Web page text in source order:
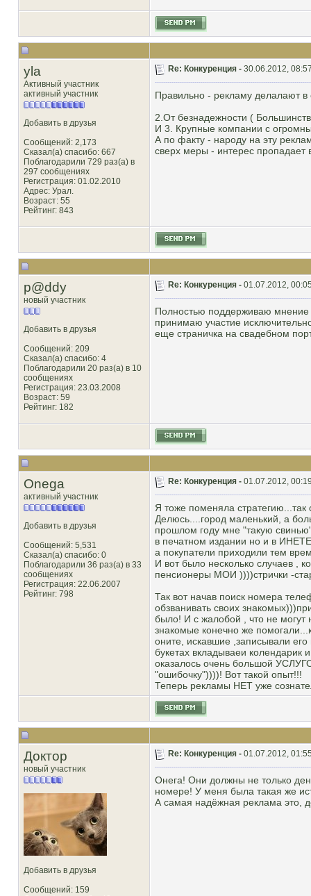
yla
Активный участник
активный участник
Добавить в друзья
Сообщений: 2,173
Сказал(а) спасибо: 667
Поблагодарили 729 раз(а) в
297 сообщениях
Регистрация: 01.02.2010
Адрес: Урал.
Возраст: 55
Рейтинг: 843
Re: Конкуренция - 30.06.2012,
Правильно - рекламу делалают в
2.От безнадежности (
И 3. Крупные компании с
А по факту - народу на эту
сверх меры - интерес пропадает
p@ddy
новый участник
Добавить в друзья
Сообщений: 209
Сказал(а) спасибо: 4
Поблагодарили 20 раз(а) в 10
сообщениях
Регистрация: 23.03.2008
Возраст: 59
Рейтинг: 182
Re: Конкуренция - 01.07.2012,
Полностью поддерживаю мнение
принимаю участие
еще страничка на свадебном
Onega
активный участник
Добавить в друзья
Сообщений: 5,531
Сказал(а) спасибо: 0
Поблагодарили 36 раз(а) в 33
сообщениях
Регистрация: 22.06.2007
Рейтинг: 798
Re: Конкуренция - 01.07.2012,
Я тоже поменяла
Делюсь....город маленький, а
прошлом году мне "такую
в печатном издании но и в
а покупатели приходили тем
И вот было несколько случаев ,
пенсионеры МОИ ))))стрички -
Так вот начав поиск номера
обзванивать своих
было! И с жалобой , что не
знакомые конечно же
оните, искавшие ,записывали
букетах вкладываеи колендарик
оказалось очень большой
"ошибочку"))))! Вот такой опыт!!!
Теперь рекламы НЕТ уже
Доктор
новый участник
Добавить в друзья
Сообщений: 159
Re: Конкуренция - 01.07.2012,
Онега! Они должны не только
номере! У меня была такая же
А самая надёжная реклама это,